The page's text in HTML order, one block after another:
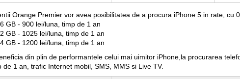
Orange Premier vor avea posibilitatea de a procura iPhone 5 in rate, cu
GB - 900 lei/luna, timp de 1 an
GB - 1025 lei/luna, timp de 1 an
GB - 1200 lei/luna, timp de 1 an
din plin de performantele celui mai uimitor iPhone,la procurarea
de 1 an, trafic Internet mobil, SMS, MMS si Live TV.